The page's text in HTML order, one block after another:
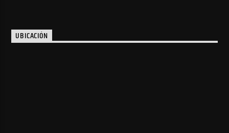
UBICACIÓN